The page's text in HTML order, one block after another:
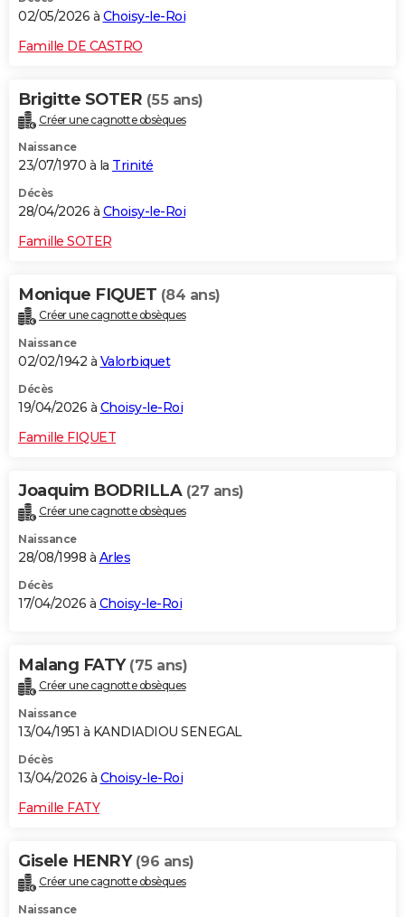
02/05/2026 à Choisy-le-Roi
Famille DE CASTRO
Brigitte SOTER (55 ans)
Créer une cagnotte obsèques
Naissance
23/07/1970 à la Trinité
Décès
28/04/2026 à Choisy-le-Roi
Famille SOTER
Monique FIQUET (84 ans)
Créer une cagnotte obsèques
Naissance
02/02/1942 à Valorbiquet
Décès
19/04/2026 à Choisy-le-Roi
Famille FIQUET
Joaquim BODRILLA (27 ans)
Créer une cagnotte obsèques
Naissance
28/08/1998 à Arles
Décès
17/04/2026 à Choisy-le-Roi
Malang FATY (75 ans)
Créer une cagnotte obsèques
Naissance
13/04/1951 à KANDIADIOU SENEGAL
Décès
13/04/2026 à Choisy-le-Roi
Famille FATY
Gisele HENRY (96 ans)
Créer une cagnotte obsèques
Naissance